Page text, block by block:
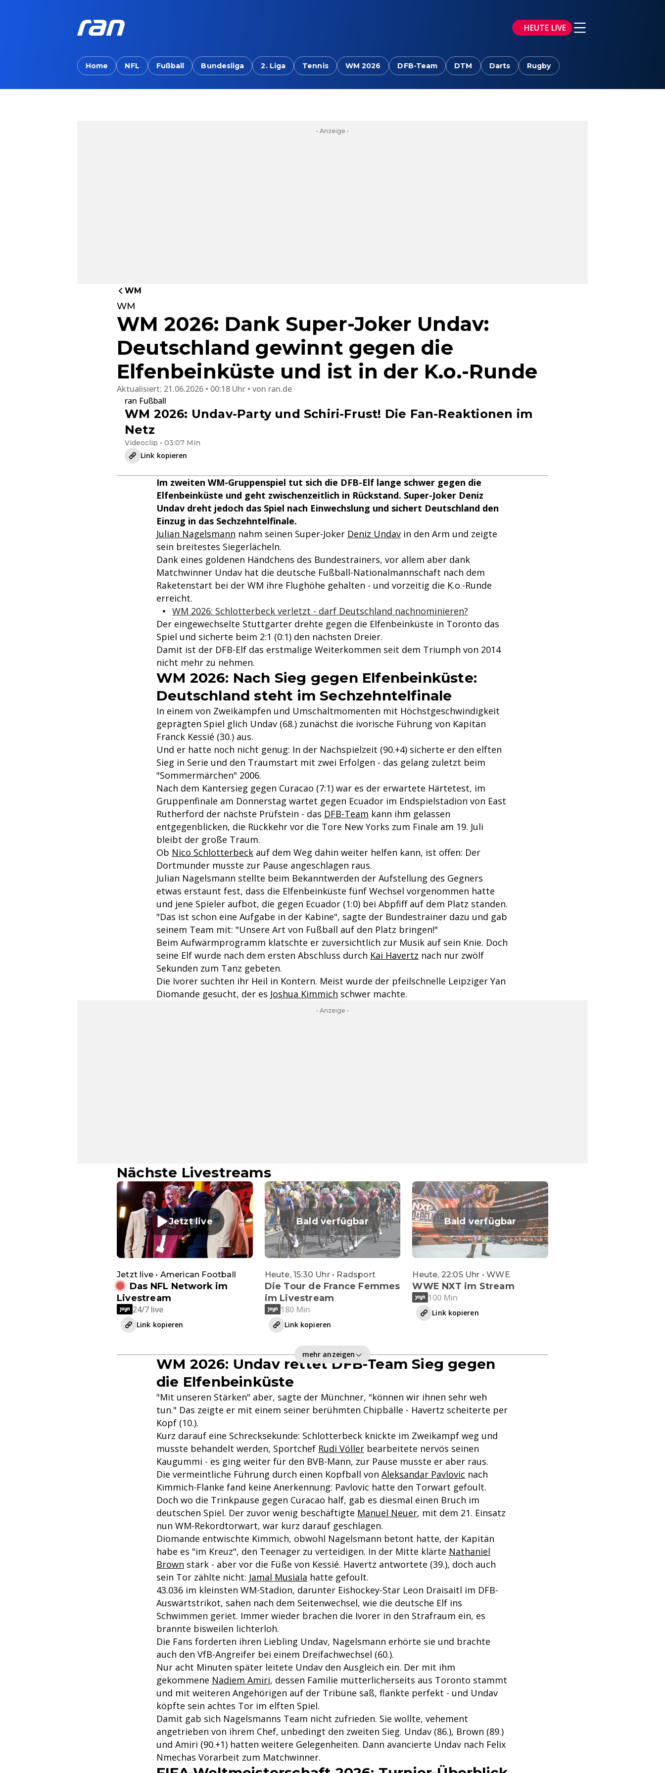
HEUTE LIVE
Home NFL Fußball Bundesliga 2. Liga Tennis WM 2026 DFB-Team DTM Darts Rugby
- Anzeige -
WM
WM
WM 2026: Dank Super-Joker Undav:
Deutschland gewinnt gegen die
Elfenbeinküste und ist in der K.o.-Runde
Aktualisiert: 21.06.2026 • 00:18 Uhr von ran.de
ran Fußball
WM 2026: Undav-Party und Schiri-Frust! Die Fan-Reaktionen im
Netz
Videoclip • 03:07 Min
Link kopieren
Im zweiten WM-Gruppenspiel tut sich die DFB-Elf lange schwer gegen die
Elfenbeinküste und geht zwischenzeitlich in Rückstand. Super-Joker Deniz
Undav dreht jedoch das Spiel nach Einwechslung und sichert Deutschland den
Einzug in das Sechzehntelfinale.
Julian Nagelsmann nahm seinen Super-Joker Deniz Undav in den Arm und zeigte
sein breitestes Siegerlächeln.
Dank eines goldenen Händchens des Bundestrainers, vor allem aber dank
Matchwinner Undav hat die deutsche Fußball-Nationalmannschaft nach dem
Raketenstart bei der WM ihre Flughöhe gehalten - und vorzeitig die K.o.-Runde
erreicht.
WM 2026: Schlotterbeck verletzt - darf Deutschland nachnominieren?
Der eingewechselte Stuttgarter drehte gegen die Elfenbeinküste in Toronto das
Spiel und sicherte beim 2:1 (0:1) den nächsten Dreier.
Damit ist der DFB-Elf das erstmalige Weiterkommen seit dem Triumph von 2014
nicht mehr zu nehmen.
WM 2026: Nach Sieg gegen Elfenbeinküste:
Deutschland steht im Sechzehntelfinale
In einem von Zweikämpfen und Umschaltmomenten mit Höchstgeschwindigkeit
geprägten Spiel glich Undav (68.) zunächst die ivorische Führung von Kapitän
Franck Kessié (30.) aus.
Und er hatte noch nicht genug: In der Nachspielzeit (90.+4) sicherte er den elften
Sieg in Serie und den Traumstart mit zwei Erfolgen - das gelang zuletzt beim
"Sommermärchen" 2006.
Nach dem Kantersieg gegen Curacao (7:1) war es der erwartete Härtetest, im
Gruppenfinale am Donnerstag wartet gegen Ecuador im Endspielstadion von East
Rutherford der nächste Prüfstein - das DFB-Team kann ihm gelassen
entgegenblicken, die Rückkehr vor die Tore New Yorks zum Finale am 19. Juli
bleibt der große Traum.
Ob Nico Schlotterbeck auf dem Weg dahin weiter helfen kann, ist offen: Der
Dortmunder musste zur Pause angeschlagen raus.
Julian Nagelsmann stellte beim Bekanntwerden der Aufstellung des Gegners
etwas erstaunt fest, dass die Elfenbeinküste fünf Wechsel vorgenommen hatte
und jene Spieler aufbot, die gegen Ecuador (1:0) bei Abpfiff auf dem Platz standen.
"Das ist schon eine Aufgabe in der Kabine", sagte der Bundestrainer dazu und gab
seinem Team mit: "Unsere Art von Fußball auf den Platz bringen!"
Beim Aufwärmprogramm klatschte er zuversichtlich zur Musik auf sein Knie. Doch
seine Elf wurde nach dem ersten Abschluss durch Kai Havertz nach nur zwölf
Sekunden zum Tanz gebeten.
Die Ivorer suchten ihr Heil in Kontern. Meist wurde der pfeilschnelle Leipziger Yan
Diomande gesucht, der es Joshua Kimmich schwer machte.
- Anzeige -
Nächste Livestreams
Jetzt live
Jetzt live • American Football
Das NFL Network im
Livestream
24/7 live
Link kopieren
Bald verfügbar
Heute, 15:30 Uhr • Radsport
Die Tour de France Femmes
im Livestream
180 Min
Link kopieren
Bald verfügbar
Heute, 22:05 Uhr • WWE
WWE NXT im Stream
100 Min
Link kopieren
mehr anzeigen
WM 2026: Undav rettet DFB-Team Sieg gegen
die Elfenbeinküste
"Mit unseren Stärken" aber, sagte der Münchner, "können wir ihnen sehr weh
tun." Das zeigte er mit einem seiner berühmten Chipbälle - Havertz scheiterte per
Kopf (10.).
Kurz darauf eine Schrecksekunde: Schlotterbeck knickte im Zweikampf weg und
musste behandelt werden, Sportchef Rudi Völler bearbeitete nervös seinen
Kaugummi - es ging weiter für den BVB-Mann, zur Pause musste er aber raus.
Die vermeintliche Führung durch einen Kopfball von Aleksandar Pavlovic nach
Kimmich-Flanke fand keine Anerkennung: Pavlovic hatte den Torwart gefoult.
Doch wo die Trinkpause gegen Curacao half, gab es diesmal einen Bruch im
deutschen Spiel. Der zuvor wenig beschäftigte Manuel Neuer, mit dem 21. Einsatz
nun WM-Rekordtorwart, war kurz darauf geschlagen.
Diomande entwischte Kimmich, obwohl Nagelsmann betont hatte, der Kapitän
habe es "im Kreuz", den Teenager zu verteidigen. In der Mitte klärte Nathaniel
Brown stark - aber vor die Füße von Kessié. Havertz antwortete (39.), doch auch
sein Tor zählte nicht: Jamal Musiala hatte gefoult.
43.036 im kleinsten WM-Stadion, darunter Eishockey-Star Leon Draisaitl im DFB-
Auswärtstrikot, sahen nach dem Seitenwechsel, wie die deutsche Elf ins
Schwimmen geriet. Immer wieder brachen die Ivorer in den Strafraum ein, es
brannte bisweilen lichterloh.
Die Fans forderten ihren Liebling Undav, Nagelsmann erhörte sie und brachte
auch den VfB-Angreifer bei einem Dreifachwechsel (60.).
Nur acht Minuten später leitete Undav den Ausgleich ein. Der mit ihm
gekommene Nadiem Amiri, dessen Familie mütterlicherseits aus Toronto stammt
und mit weiteren Angehörigen auf der Tribüne saß, flankte perfekt - und Undav
köpfte sein achtes Tor im elften Spiel.
Damit gab sich Nagelsmanns Team nicht zufrieden. Sie wollte, vehement
angetrieben von ihrem Chef, unbedingt den zweiten Sieg. Undav (86.), Brown (89.)
und Amiri (90.+1) hatten weitere Gelegenheiten. Dann avancierte Undav nach Felix
Nmechas Vorarbeit zum Matchwinner.